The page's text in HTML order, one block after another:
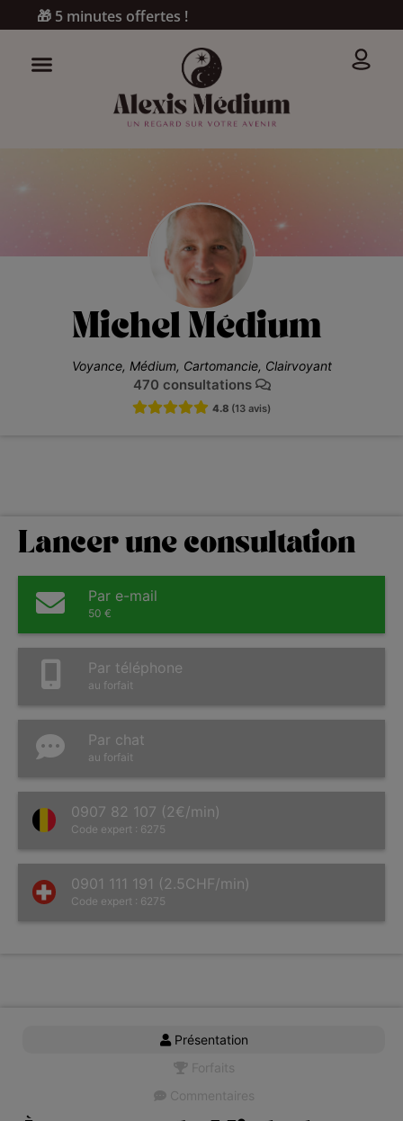
🎁 5 minutes offertes !
Michel Médium
Voyance, Médium, Cartomancie, Clairvoyant
470 consultations
4.8 (13 avis)
Présentation
Forfaits
Commentaires
Lancer une consultation
Par e-mail
50 €
Par téléphone
au forfait
Par chat
au forfait
0907 82 107 (2€/min)
Code expert : 6275
0901 111 191 (2.5CHF/min)
Code expert : 6275